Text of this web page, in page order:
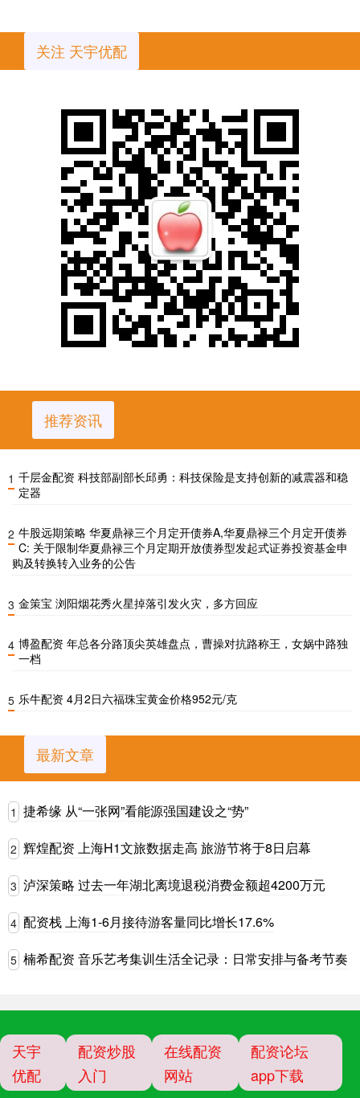
关注 天宇优配
推荐资讯
1 千层金配资 科技部副部长邱勇：科技保险是支持创新的减震器和稳
定器
2 牛股远期策略 华夏鼎禄三个月定开债券A,华夏鼎禄三个月定开债券
C: 关于限制华夏鼎禄三个月定期开放债券型发起式证券投资基金申
购及转换转入业务的公告
3 金策宝 浏阳烟花秀火星掉落引发火灾，多方回应
4 博盈配资 年总各分路顶尖英雄盘点，曹操对抗路称王，女娲中路独
一档
5 乐牛配资 4月2日六福珠宝黄金价格952元/克
最新文章
1 捷希缘 从“一张网”看能源强国建设之“势”
2 辉煌配资 上海H1文旅数据走高 旅游节将于8日启幕
3 泸深策略 过去一年湖北离境退税消费金额超4200万元
4 配资栈 上海1-6月接待游客量同比增长17.6%
5 楠希配资 音乐艺考集训生活全记录：日常安排与备考节奏
天宇
优配
配资炒股
入门
在线配资
网站
配资论坛
app下载